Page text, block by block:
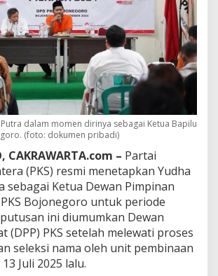
e
g
o
o
,
Y
u
d
h
a
P
e
m
a
n
a
P
u
t
dalam momen dirinya sebagai Ketua Bapilu
(foto: dokumen pribadi)
CAKRAWARTA.com – Partai
(PKS) resmi menetapkan Yudha
sebagai Ketua Dewan Pimpinan
Bojonegoro untuk periode
ini diumumkan Dewan
(DPP) PKS setelah melewati proses
seleksi nama oleh unit pembinaan
Juli 2025 lalu.